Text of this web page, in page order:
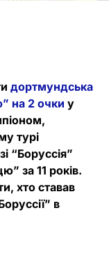
дортмундська
на 2 очки у
турі
“Боруссія”
за 11 років.
хто ставав
в